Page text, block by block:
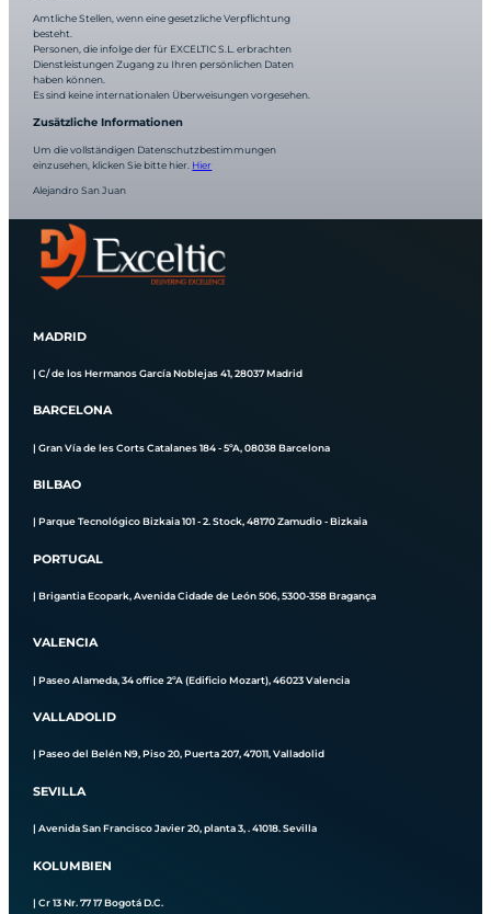
Amtliche Stellen, wenn eine gesetzliche Verpflichtung
besteht.
Personen, die infolge der für EXCELTIC S.L. erbrachten
Dienstleistungen Zugang zu Ihren persönlichen Daten
haben können.
Es sind keine internationalen Überweisungen vorgesehen.
Zusätzliche Informationen
Um die vollständigen Datenschutzbestimmungen
einzusehen, klicken Sie bitte hier. Hier
Alejandro San Juan
MADRID
| C/ de los Hermanos García Noblejas 41, 28037 Madrid
BARCELONA
| Gran Vía de les Corts Catalanes 184 - 5ºA, 08038 Barcelona
BILBAO
| Parque Tecnológico Bizkaia 101 - 2. Stock, 48170 Zamudio - Bizkaia
PORTUGAL
| Brigantia Ecopark, Avenida Cidade de León 506, 5300-358 Bragança
VALENCIA
| Paseo Alameda, 34 office 2ºA (Edificio Mozart), 46023 Valencia
VALLADOLID
| Paseo del Belén N9, Piso 20, Puerta 207, 47011, Valladolid
SEVILLA
| Avenida San Francisco Javier 20, planta 3, . 41018. Sevilla
KOLUMBIEN
| Cr 13 Nr. 77 17 Bogotá D.C.